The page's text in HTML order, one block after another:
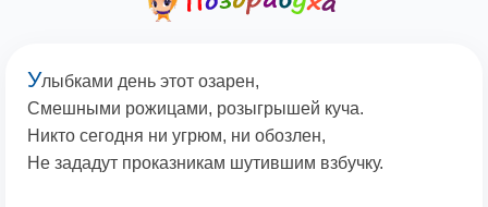
Улыбками день этот озарен,
Смешными рожицами, розыгрышей куча.
Никто сегодня ни угрюм, ни обозлен,
Не зададут проказникам шутившим взбучку.